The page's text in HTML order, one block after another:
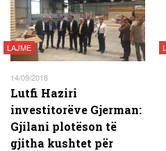
LAJME
14/09/2018
Lutfi Haziri
investitorëve Gjerman:
Gjilani plotëson të
gjitha kushtet për